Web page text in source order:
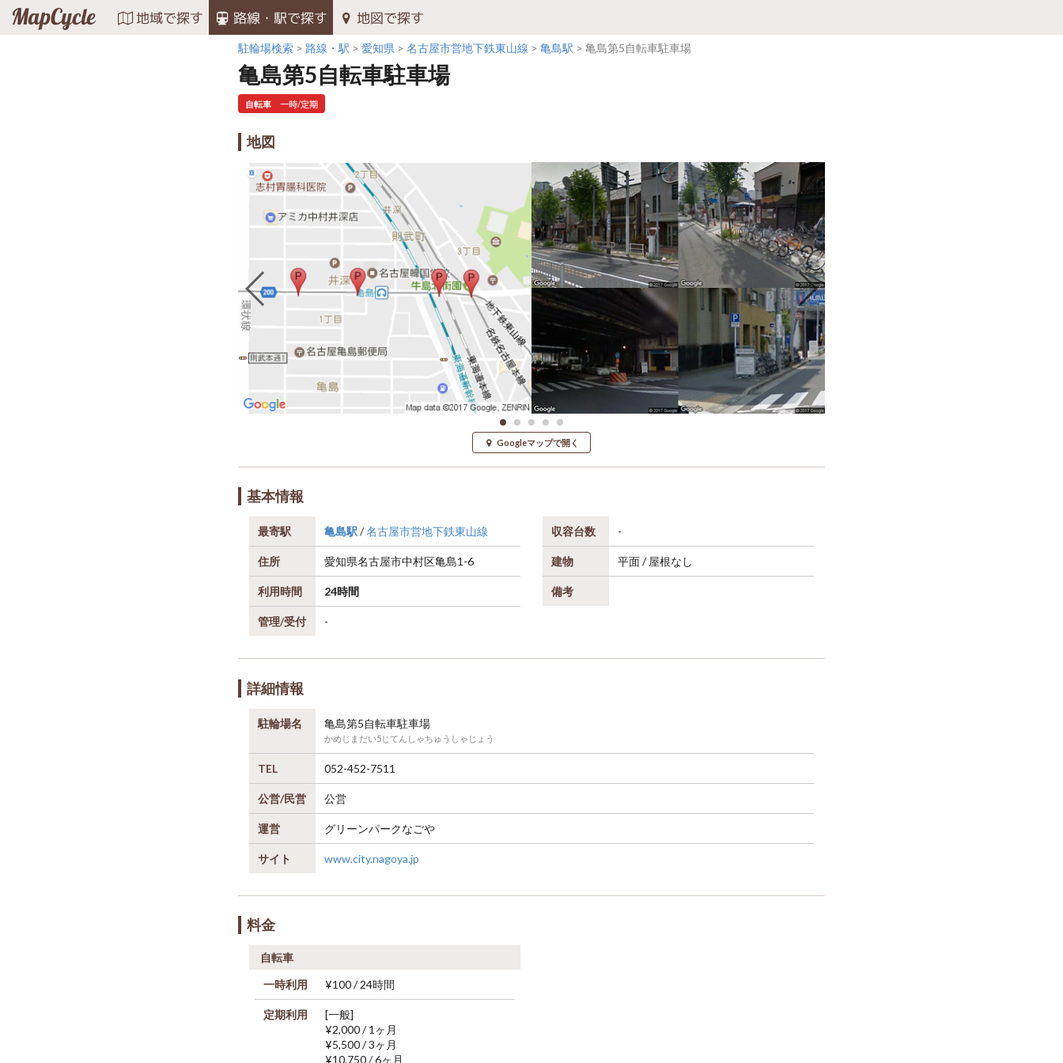
MapCycle 地域で探す 路線・駅で探す 地図で探す
駐輪場検索 路線・駅 愛知県 名古屋市営地下鉄東山線 亀島駅 亀島第5自転車駐車場
亀島第5自転車駐車場
自転車 一時/定期
地図
Googleマップで開く
基本情報
最寄駅 亀島駅 /名古屋市営地下鉄東山線
住所 愛知県名古屋市中村区亀島1-6
利用時間 24時間
管理/受付 -
収容台数 -
建物 平面 / 屋根なし
備考
詳細情報
駐輪場名 亀島第5自転車駐車場
かめじまだい5じてんしゃちゅうしゃじょう
TEL 052-452-7511
公営/民営 公営
運営 グリーンパークなごや
サイト www.city.nagoya.jp
料金
自転車
一時利用
¥100 / 24時間
定期利用
[一般]
¥2,000 / 1ヶ月
¥5,500 / 3ヶ月
¥10,750 / 6ヶ月